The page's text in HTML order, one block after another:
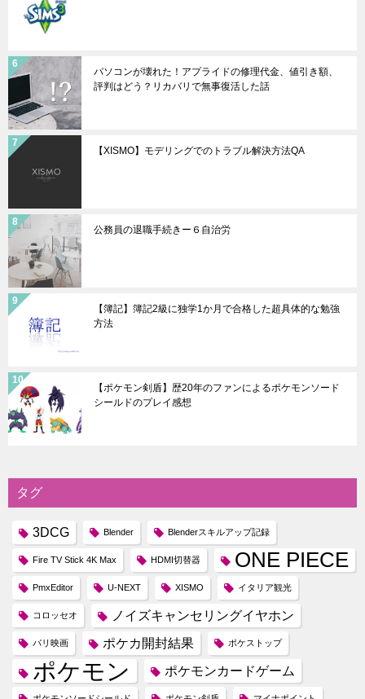
パソコンが壊れた！アプライドの修理代金、値引き額、
評判はどう？リカバリで無事復活した話
【XISMO】モデリングでのトラブル解決方法QA
公務員の退職手続きー６自治労
【簿記】簿記2級に独学1か月で合格した超具体的な勉強
方法
【ポケモン剣盾】歴20年のファンによるポケモンソード
シールドのプレイ感想
タグ
3DCG Blender Blenderスキルアップ記録
Fire TV Stick 4K Max HDMI切替器 ONE PIECE
PmxEditor U-NEXT XISMO イタリア観光
コロッセオ ノイズキャンセリングイヤホン
パリ映画 ポケカ開封結果 ポケストップ
ポケモン ポケモンカードゲーム